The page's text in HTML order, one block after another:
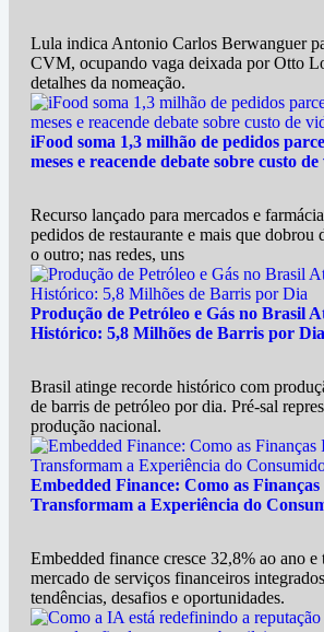
Lula indica Antonio Carlos Berwanguer
CVM, ocupando vaga deixada por Otto
detalhes da nomeação.
iFood soma 1,3 milhão de pedidos
meses e reacende debate sobre custo de
Recurso lançado para mercados e
pedidos de restaurante e mais que dobrou
o outro; nas redes, uns
Produção de Petróleo e Gás no Brasil
Histórico: 5,8 Milhões de Barris por Dia
Brasil atinge recorde histórico com
de barris de petróleo por dia. Pré-sal
produção nacional.
Embedded Finance: Como as
Transformam a Experiência do
Embedded finance cresce 32,8% ao ano e
mercado de serviços financeiros
tendências, desafios e oportunidades.